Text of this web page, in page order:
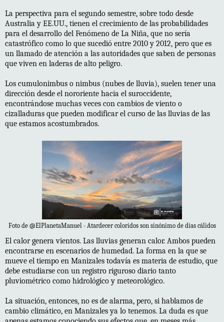
La perspectiva para el segundo semestre, sobre todo desde
Australia y EE.UU., tienen el crecimiento de las probabilidades
para el desarrollo del Fenómeno de La Niña, que no sería
catastrófico como lo que sucedió entre 2010 y 2012, pero que es
un llamado de atención a las autoridades que saben de personas
que viven en laderas de alto peligro.
Los cumulonimbus o nimbus (nubes de lluvia), suelen tener una
dirección desde el nororiente hacia el suroccidente,
encontrándose muchas veces con cambios de viento o
cizalladuras que pueden modificar el curso de las lluvias de las
que estamos acostumbrados.
Foto de @ElPlanetaManuel - Atardecer coloridos son sinónimo de días cálidos
El calor genera vientos. Las lluvias generan calor. Ambos pueden
encontrarse en escenarios de humedad. La forma en la que se
mueve el tiempo en Manizales todavía es materia de estudio, que
debe estudiarse con un registro riguroso diario tanto
pluviométrico como hidrológico y meteorológico.
La situación, entonces, no es de alarma, pero, si hablamos de
cambio climático, en Manizales ya lo tenemos. La duda es que